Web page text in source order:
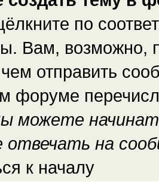
по
Вам, возможно,
отправить
форуме
можете
на
к началу